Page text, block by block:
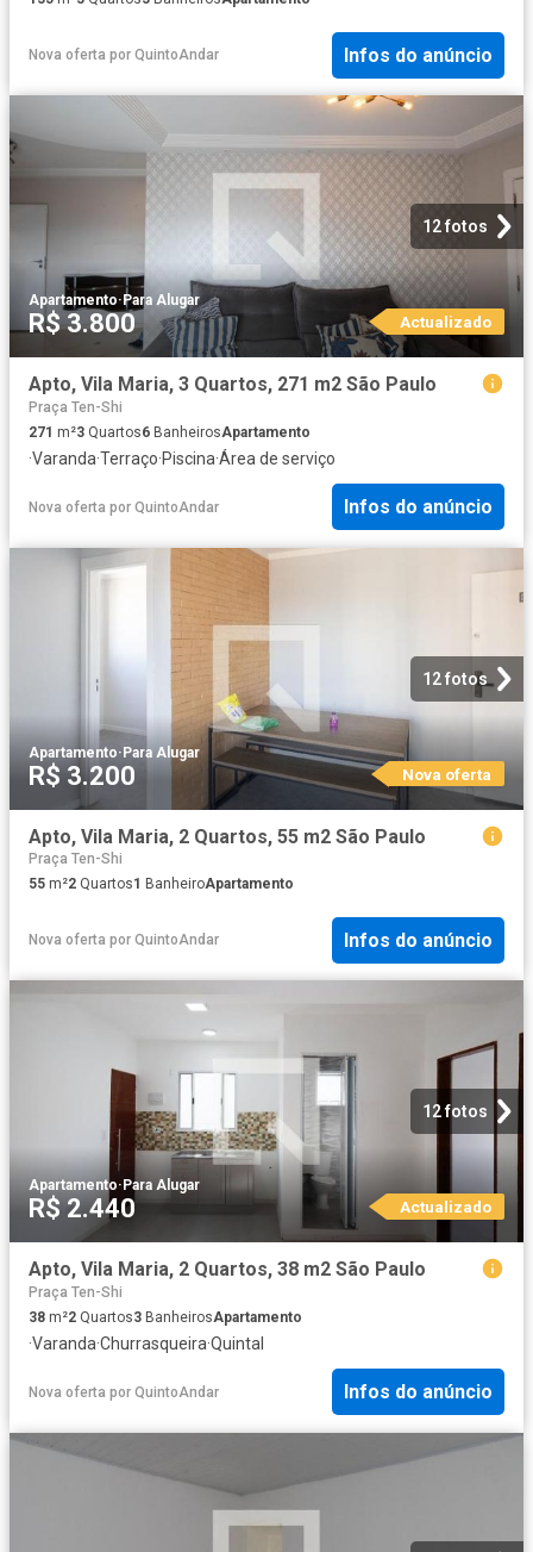
Nova oferta por QuintoAndar Infos do anúncio
12 fotos
Apartamento· Para Alugar
R$ 3.800 Actualizado
Apto, Vila Maria, 3 Quartos, 271 m2 São Paulo
Praça Ten-Shi
271 m²3 Quartos6 BanheirosApartamento
·Varanda·Terraço·Piscina·Área de serviço
Nova oferta por QuintoAndar Infos do anúncio
12 fotos
Apartamento·Para Alugar
R$ 3.200 Nova oferta
Apto, Vila Maria, 2 Quartos, 55 m2 São Paulo
Praça Ten-Shi
55 m²2 Quartos1 BanheiroApartamento
Nova oferta por QuintoAndar Infos do anúncio
12 fotos
Apartamento· Para Alugar
R$ 2.440 Actualizado
Apto, Vila Maria, 2 Quartos, 38 m2 São Paulo
Praça Ten-Shi
38 m²2 Quartos3 BanheirosApartamento
·Varanda·Churrasqueira·Quintal
Nova oferta por QuintoAndar Infos do anúncio